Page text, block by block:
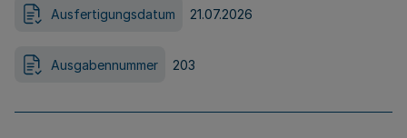
Ausfertigungsdatum 21.07.2026
Ausgabennummer 203